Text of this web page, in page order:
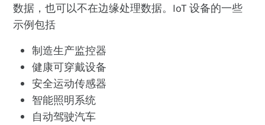
数据，也可以不在边缘处理数据。IoT 设备的一些
示例包括
制造生产监控器
健康可穿戴设备
安全运动传感器
智能照明系统
自动驾驶汽车